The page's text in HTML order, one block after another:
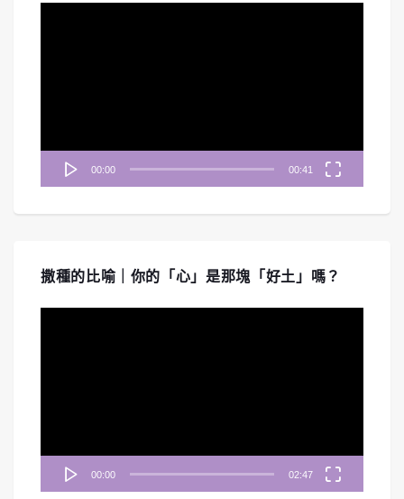
00:00 00:41
撒種的比喻｜你的「心」是那塊「好土」嗎？
00:00 02:47